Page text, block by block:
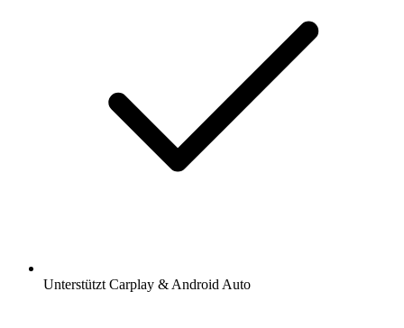
Unterstützt Carplay & Android Auto